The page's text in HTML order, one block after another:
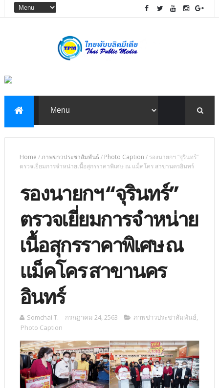
Home /ภาพข่าวประชาสัมพันธ์ / Photo Caption / รองนายกฯ “จุรินทร์”
ตรวจเยี่ยมการจำหน่ายเนื้อสุกรราคาพิเศษ ณ แม็คโคร สาขานครอินทร์
รองนายกฯ “จุรินทร์”
ตรวจเยี่ยมการจำหน่าย
เนื้อสุกรราคาพิเศษ ณ
แม็คโคร สาขานคร
อินทร์
Somchai T. กรกฎาคม 24, 2563 ภาพข่าวประชาสัมพันธ์,
Photo Caption